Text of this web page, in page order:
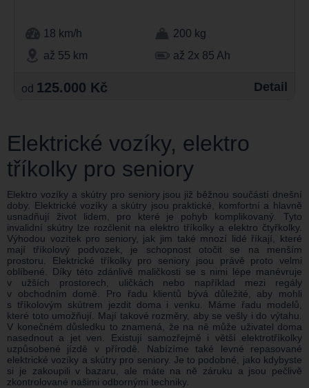
18 km/h
200 kg
až 55 km
až 2x 85 Ah
od 125.000 Kč Detail
Elektrické vozíky, elektro
tříkolky pro seniory
Elektro vozíky a skútry pro seniory jsou již běžnou součástí dnešní
doby. Elektrické vozíky a skútry jsou praktické, komfortní a hlavně
usnadňují život lidem, pro které je pohyb komplikovaný. Tyto
invalidní skútry lze rozčlenit na elektro tříkolky a elektro čtyřkolky.
Výhodou vozítek pro seniory, jak jim také mnozí lidé říkají, které
mají tříkolový podvozek, je schopnost otočit se na menším
prostoru. Elektrické tříkolky pro seniory jsou právě proto velmi
oblíbené. Díky této zdánlivě maličkosti se s nimi lépe manévruje
v užších prostorech, uličkách nebo například mezi regály
v obchodním domě. Pro řadu klientů bývá důležité, aby mohli
s tříkolovým skútrem jezdit doma i venku. Máme řadu modelů,
které toto umožňují. Mají takové rozměry, aby se vešly i do výtahu.
V konečném důsledku to znamená, že na ně může uživatel doma
nasednout a jet ven. Existují samozřejmě i větší elektrotříkolky
uzpůsobené jízdě v přírodě. Nabízíme také levné repasované
elektrické vozíky a skútry pro seniory. Je to podobné, jako kdybyste
si je zakoupili v bazaru, ale máte na ně záruku a jsou pečlivě
zkontrolované našimi odbornými techniky.